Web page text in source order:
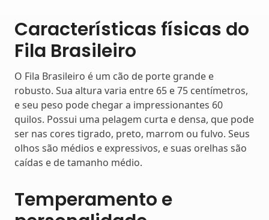
Características físicas do
Fila Brasileiro
O Fila Brasileiro é um cão de porte grande e
robusto. Sua altura varia entre 65 e 75 centímetros,
e seu peso pode chegar a impressionantes 60
quilos. Possui uma pelagem curta e densa, que pode
ser nas cores tigrado, preto, marrom ou fulvo. Seus
olhos são médios e expressivos, e suas orelhas são
caídas e de tamanho médio.
Temperamento e